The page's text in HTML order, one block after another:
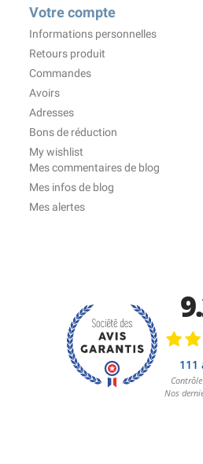
Votre compte
Informations personnelles
Retours produit
Commandes
Avoirs
Adresses
Bons de réduction
My wishlist
Mes commentaires de blog
Mes infos de blog
Mes alertes